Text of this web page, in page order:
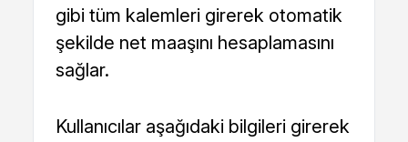
gibi tüm kalemleri girerek otomatik
şekilde net maaşını hesaplamasını
sağlar.
Kullanıcılar aşağıdaki bilgileri girerek